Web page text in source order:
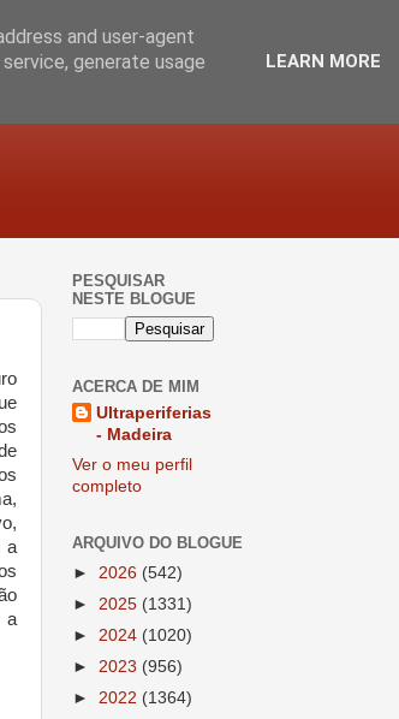
a
a
PESQUISAR
NESTE BLOGUE
ACERCA DE MIM
Ultraperiferias
- Madeira
Ver o meu perfil
completo
ARQUIVO DO BLOGUE
► 2026 (542)
► 2025 (1331)
► 2024 (1020)
► 2023 (956)
► 2022 (1364)
and user-agent
generate usage
LEARN MORE